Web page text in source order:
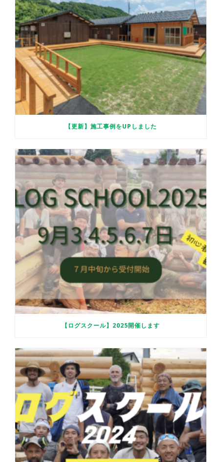
【更新】施工事例をUPしました
【ログスクール】2025開催します